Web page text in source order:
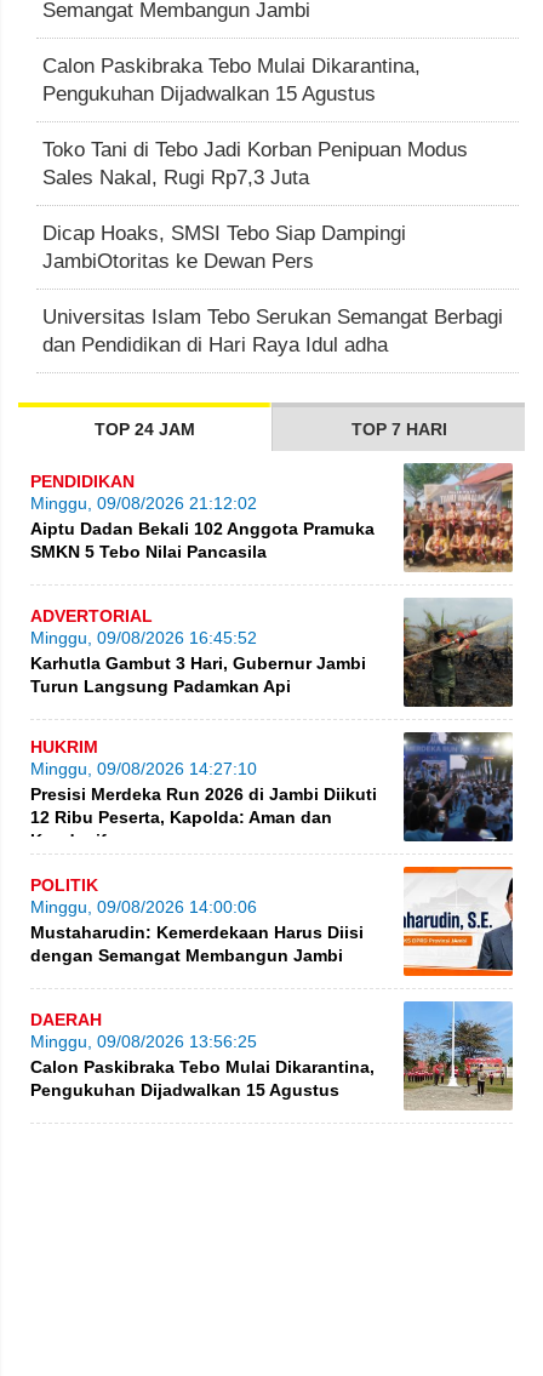
Semangat Membangun Jambi
Calon Paskibraka Tebo Mulai Dikarantina,
Pengukuhan Dijadwalkan 15 Agustus
Toko Tani di Tebo Jadi Korban Penipuan Modus
Sales Nakal, Rugi Rp7,3 Juta
Dicap Hoaks, SMSI Tebo Siap Dampingi
JambiOtoritas ke Dewan Pers
Universitas Islam Tebo Serukan Semangat Berbagi
dan Pendidikan di Hari Raya Idul adha
TOP 24 JAM TOP 7 HARI
PENDIDIKAN
Minggu, 09/08/2026 21:12:02
Aiptu Dadan Bekali 102 Anggota Pramuka
SMKN 5 Tebo Nilai Pancasila
ADVERTORIAL
Minggu, 09/08/2026 16:45:52
Karhutla Gambut 3 Hari, Gubernur Jambi
Turun Langsung Padamkan Api
HUKRIM
Minggu, 09/08/2026 14:27:10
Presisi Merdeka Run 2026 di Jambi Diikuti
12 Ribu Peserta, Kapolda: Aman dan
Kondusif
POLITIK
Minggu, 09/08/2026 14:00:06
Mustaharudin: Kemerdekaan Harus Diisi
dengan Semangat Membangun Jambi
DAERAH
Minggu, 09/08/2026 13:56:25
Calon Paskibraka Tebo Mulai Dikarantina,
Pengukuhan Dijadwalkan 15 Agustus